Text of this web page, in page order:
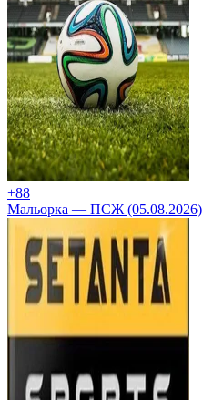
+88
Мальорка — ПСЖ (05.08.2026)